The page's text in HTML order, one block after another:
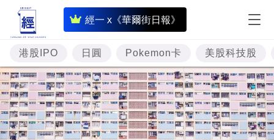
經一 x《華爾街日報》
即
時
財
經
專
題
投
港股IPO 日圓 Pokemon卡 美股科技股